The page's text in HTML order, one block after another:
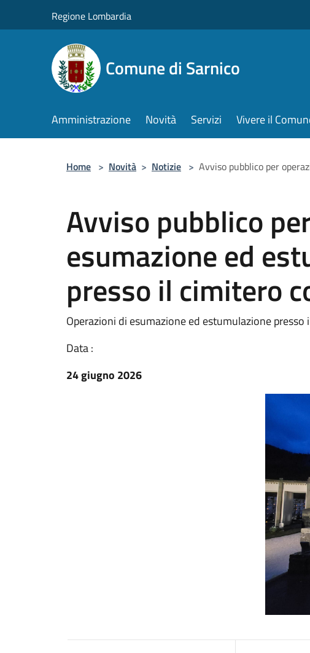
Regione Lombardia
Comune di Sarnico
Amministrazione Novità Servizi Vivere il
Home > Novità > Notizie > Avviso pubblico per
Avviso pubblico
esumazione ed
presso il cimitero
Operazioni di esumazione ed estumulazione
Data :
24 giugno 2026